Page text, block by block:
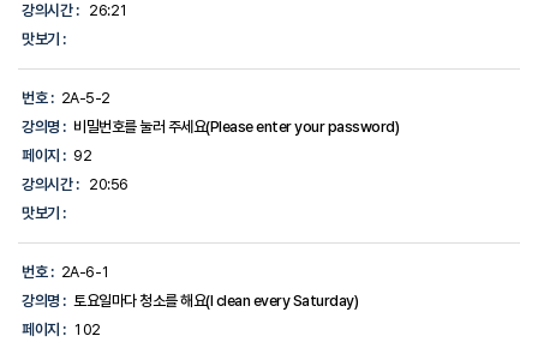
강의시간 :
26:21
맛보기 :
번호 : 2A-5-2
강의명 : 비밀번호를 눌러 주세요(Please enter your password)
페이지 : 92
강의시간 :
20:56
맛보기 :
번호 : 2A-6-1
강의명 : 토요일마다 청소를 해요(I clean every Saturday)
페이지 : 102